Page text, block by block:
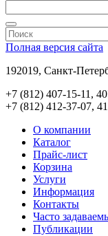
Полная версия сайта
192019, Санкт-
+7 (812) 407-15-11,
+7 (812) 412-37-07,
О компании
Каталог
Прайс-лист
Корзина
Услуги
Информация
Контакты
Часто
Публикации